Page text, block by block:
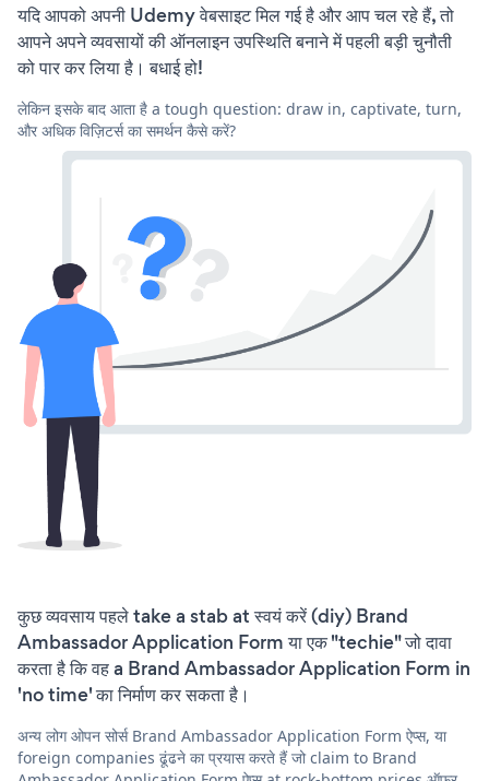
यदि आपको अपनी Udemy वेबसाइट मिल गई है और आप चल रहे हैं, तो
आपने अपने व्यवसायों की ऑनलाइन उपस्थिति बनाने में पहली बड़ी चुनौती
को पार कर लिया है। बधाई हो!
लेकिन इसके बाद आता है a tough question: draw in, captivate, turn,
और अधिक विज़िटर्स का समर्थन कैसे करें?
कुछ व्यवसाय पहले take a stab at स्वयं करें (diy) Brand
Ambassador Application Form या एक "techie" जो दावा
करता है कि वह a Brand Ambassador Application Form in
'no time' का निर्माण कर सकता है।
अन्य लोग ओपन सोर्स Brand Ambassador Application Form ऐप्स, या
foreign companies ढूंढने का प्रयास करते हैं जो claim to Brand